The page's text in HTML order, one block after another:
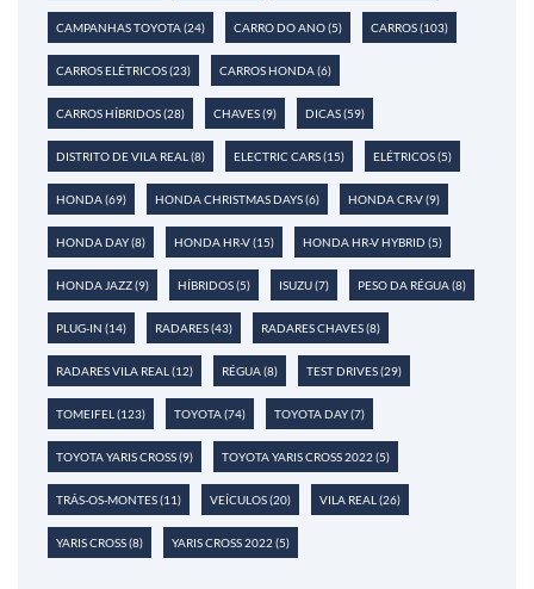
CAMPANHAS TOYOTA(24) CARRO DO ANO(5) CARROS(103)
CARROS ELÉTRICOS(23) CARROS HONDA(6)
CARROS HÍBRIDOS(28) CHAVES(9) DICAS(59)
DISTRITO DE VILA REAL (8) ELECTRIC CARS(15) ELÉTRICOS(5)
HONDA(69) HONDA CHRISTMAS DAYS(6) HONDA CR-V(9)
HONDA DAY(8) HONDA HR-V(15) HONDA HR-V HYBRID (5)
HONDA JAZZ(9) HÍBRIDOS(5) ISUZU(7) PESO DA RÉGUA(8)
PLUG-IN (14) RADARES(43) RADARES CHAVES(8)
RADARES VILA REAL (12) RÉGUA(8) TEST DRIVES(29)
TOMEIFEL (123) TOYOTA(74) TOYOTA DAY(7)
TOYOTA YARIS CROSS(9) TOYOTA YARIS CROSS 2022 (5)
TRÁS-OS-MONTES(11) VEÍCULOS(20) VILA REAL (26)
YARIS CROSS(8) YARIS CROSS 2022 (5)